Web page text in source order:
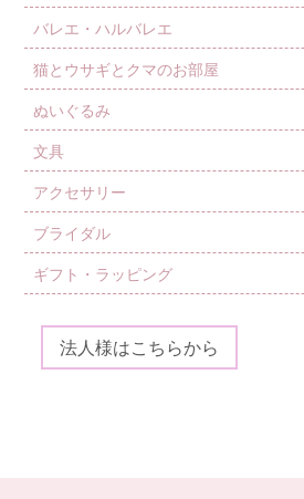
バレエ・ハルバレエ
猫とウサギとクマのお部屋
ぬいぐるみ
文具
アクセサリー
ブライダル
ギフト・ラッピング
法人様はこちらから